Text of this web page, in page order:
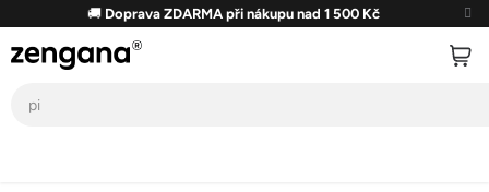
obsah
🚚 Doprava ZDARMA při nákupu nad 1 500 Kč